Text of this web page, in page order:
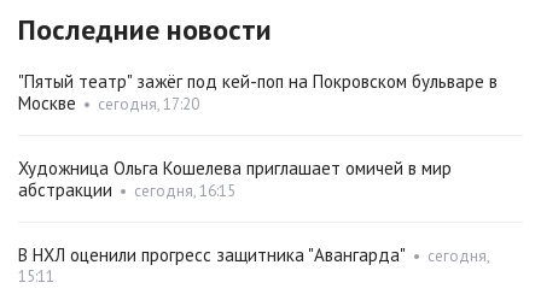
Последние новости
"Пятый театр" зажёг под кей-поп на Покровском бульваре в
Москве • сегодня, 17:20
Художница Ольга Кошелева приглашает омичей в мир
абстракции • сегодня, 16:15
В НХЛ оценили прогресс защитника "Авангарда" • сегодня,
15:11